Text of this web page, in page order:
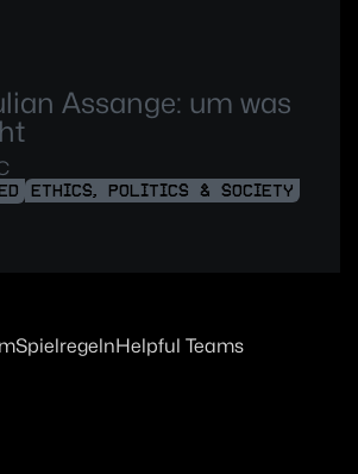
Assange: um was
ETHICS, POLITICS & SOCIETY
SpielregelnHelpful Teams